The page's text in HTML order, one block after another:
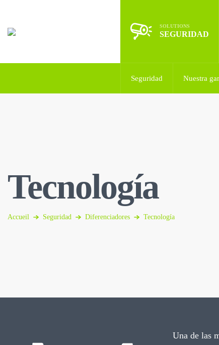
SOLUTIONS
SEGURIDAD
Seguridad Nuestra
Tecnología
Accueil Seguridad Diferenciadores Tecnología
Una de las